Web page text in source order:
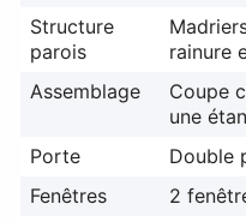
Structure
parois
rainure
Assemblage
Coupe
une
Porte
Double
Fenêtres
2